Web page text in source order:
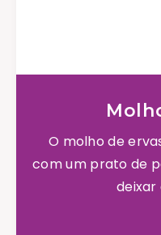
O molho de
com um prato de
deixar